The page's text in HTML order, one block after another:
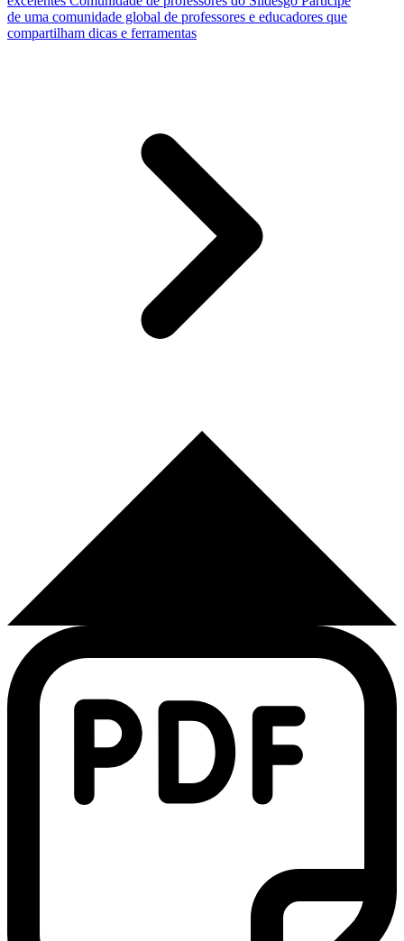
de uma comunidade global de professores e educadores que
compartilham dicas e ferramentas